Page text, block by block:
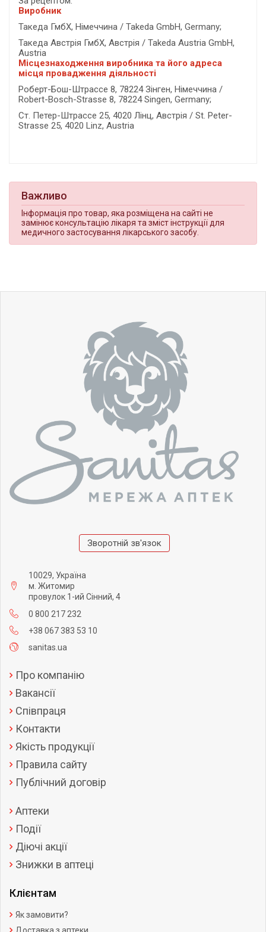
Виробник
Такеда ГмбХ, Німеччина / Takeda GmbH, Germany;
Такеда Австрія ГмбХ, Австрія / Takeda Austria GmbH,
Austria
Місцезнаходження виробника та його адреса
місця провадження діяльності
Роберт-Бош-Штрассе 8, 78224 Зінген, Німеччина /
Robert-Bosch-Strasse 8, 78224 Singen, Germany;
Ст. Петер-Штрассе 25, 4020 Лінц, Австрія / St. Peter-
Strasse 25, 4020 Linz, Austria
Важливо
Інформація про товар, яка розміщена на сайті не
замінює консультацію лікаря та зміст інструкції для
медичного застосування лікарського засобу.
Зворотній зв'язок
10029, Україна
м. Житомир
провулок 1-ий Сінний, 4
0 800 217 232
+38 067 383 53 10
sanitas.ua
Про компанію
Вакансії
Співпраця
Контакти
Якість продукції
Правила сайту
Публічний договір
Аптеки
Події
Діючі акції
Знижки в аптеці
Клієнтам
Як замовити?